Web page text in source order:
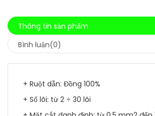
Thông tin sản phẩm
Bình luận(0)
+ Ruột dẫn: Đồng 100%
+ Số lõi: từ 2 ÷ 30 lõi